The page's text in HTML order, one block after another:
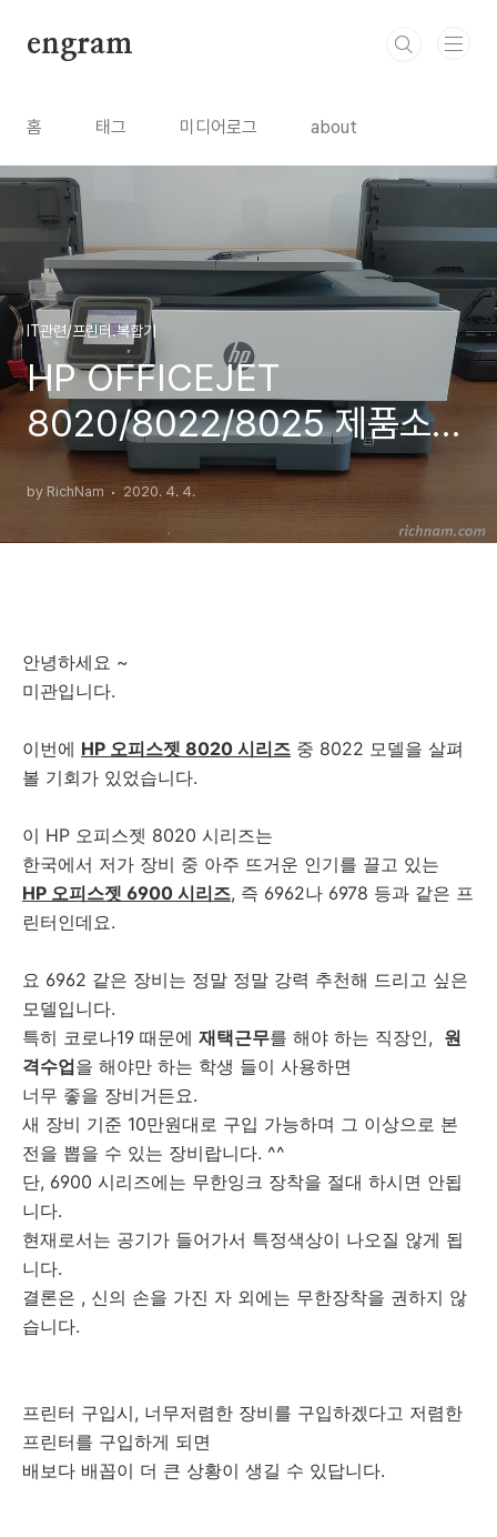
engram
홈 태그 미디어로그 about
IT관련/프린터.복합기
HP OFFICEJET
8020/8022/8025 제품소
개, 출력속도 정보
by RichNam 2020. 4. 4.
안녕하세요 ~
미관입니다.
이번에 HP 오피스젯 8020 시리즈 중 8022 모델을 살펴
볼 기회가 있었습니다.
이 HP 오피스젯 8020 시리즈는
한국에서 저가 장비 중 아주 뜨거운 인기를 끌고 있는
HP 오피스젯 6900 시리즈, 즉 6962나 6978 등과 같은 프
린터인데요.
요 6962 같은 장비는 정말 정말 강력 추천해 드리고 싶은
모델입니다.
특히 코로나19 때문에 재택근무를 해야 하는 직장인, 원
격수업을 해야만 하는 학생 들이 사용하면
너무 좋을 장비거든요.
새 장비 기준 10만원대로 구입 가능하며 그 이상으로 본
전을 뽑을 수 있는 장비랍니다. ^^
단, 6900 시리즈에는 무한잉크 장착을 절대 하시면 안됩
니다.
현재로서는 공기가 들어가서 특정색상이 나오질 않게 됩
니다.
결론은 , 신의 손을 가진 자 외에는 무한장착을 권하지 않
습니다.
프린터 구입시, 너무저렴한 장비를 구입하겠다고 저렴한
프린터를 구입하게 되면
배보다 배꼽이 더 큰 상황이 생길 수 있답니다.